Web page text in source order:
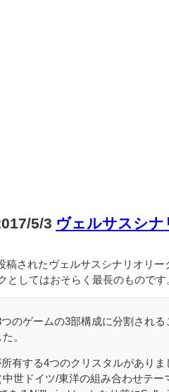
5/3 ヴェルサスシナ
稿されたヴェルサスシナリオリー
としてはおそらく最長のものです
のゲームの3部構成に分割され
。
有する4つのクリスタルがあり
中世ドイツ/東洋の組み合わせテー